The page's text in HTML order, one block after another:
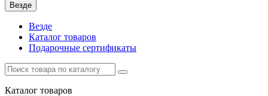
Везде
Везде
Каталог товаров
Подарочные сертификаты
Каталог товаров